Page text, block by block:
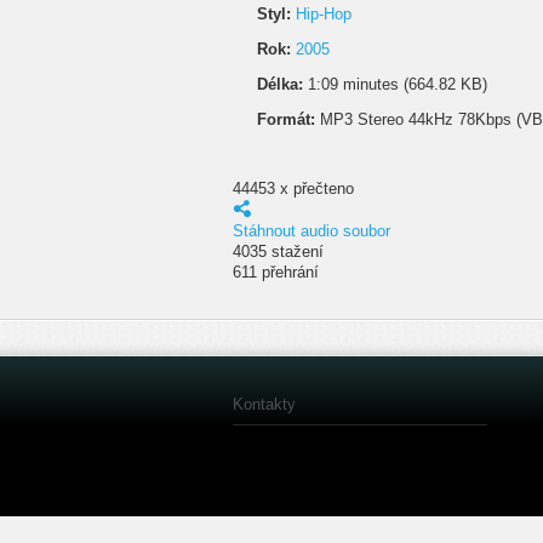
Styl: Hip-Hop
Rok: 2005
Délka: 1:09 minutes (664.82 KB)
Formát: MP3 Stereo 44kHz 78Kbps
44453 x přečteno
Stáhnout audio soubor
4035 stažení
611 přehrání
Kontakty